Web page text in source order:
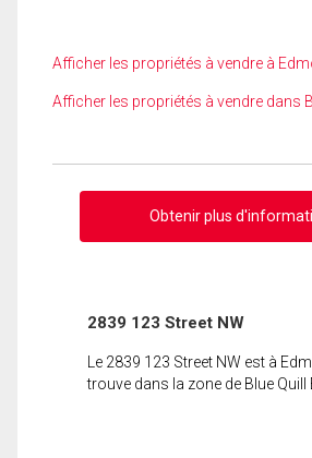
Afficher les propriétés à vendre à
Afficher les propriétés à vendre dans
Obtenir plus
2839 123 Street NW
Le 2839 123 Street NW est à
trouve dans la zone de Blue Quill